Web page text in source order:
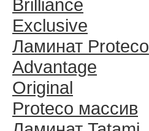
Brilliance
Exclusive
Ламинат Proteco
Advantage
Original
Proteco массив